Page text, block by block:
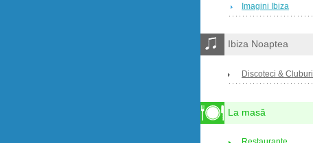
Imagini Ibiza
Ibiza Noaptea
Discoteci & Cluburi
La masă